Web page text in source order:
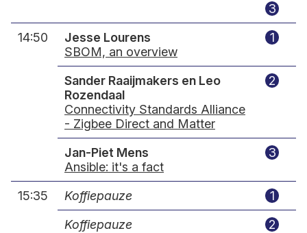
3
14:50
Jesse Lourens
SBOM, an overview
1
Sander Raaijmakers en Leo
Rozendaal
Connectivity Standards Alliance
- Zigbee Direct and Matter
2
Jan-Piet Mens
Ansible: it's a fact
3
15:35 Koffiepauze
1
Koffiepauze
2